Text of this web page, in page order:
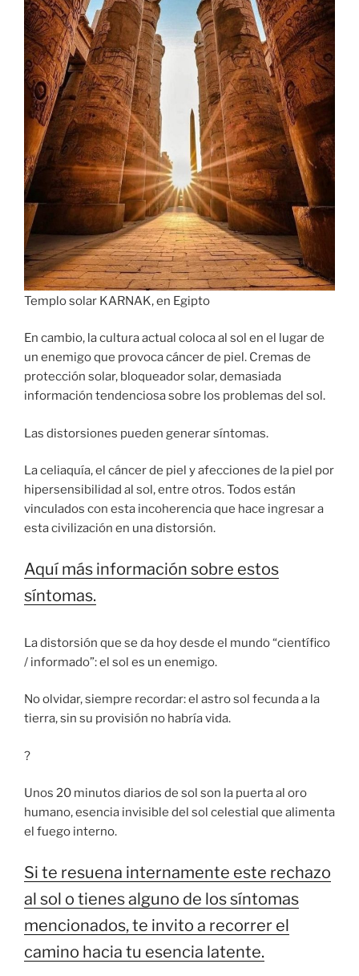
Templo solar KARNAK, en Egipto
En cambio, la cultura actual coloca al sol en el lugar de
un enemigo que provoca cáncer de piel. Cremas de
protección solar, bloqueador solar, demasiada
información tendenciosa sobre los problemas del sol.
Las distorsiones pueden generar síntomas.
La celiaquía, el cáncer de piel y afecciones de la piel por
hipersensibilidad al sol, entre otros. Todos están
vinculados con esta incoherencia que hace ingresar a
esta civilización en una distorsión.
Aquí más información sobre estos
síntomas.
La distorsión que se da hoy desde el mundo “científico
/ informado”: el sol es un enemigo.
No olvidar, siempre recordar: el astro sol fecunda a la
tierra, sin su provisión no habría vida.
?
Unos 20 minutos diarios de sol son la puerta al oro
humano, esencia invisible del sol celestial que alimenta
el fuego interno.
Si te resuena internamente este rechazo
al sol o tienes alguno de los síntomas
mencionados, te invito a recorrer el
camino hacia tu esencia latente.